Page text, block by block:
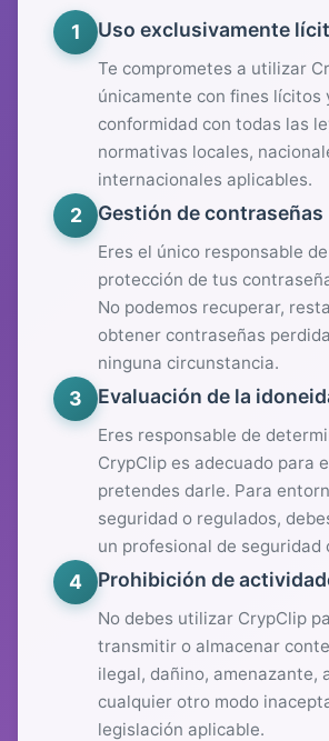
1 Uso exclusivamente
Te comprometes a utilizar
únicamente con fines lícitos
conformidad con todas las
normativas locales,
internacionales aplicables.
2 Gestión de contraseñas
Eres el único responsable
protección de tus
No podemos recuperar,
obtener contraseñas
ninguna circunstancia.
3 Evaluación de la
Eres responsable de
CrypClip es adecuado para
pretendes darle. Para
seguridad o regulados,
un profesional de seguridad
4 Prohibición de
No debes utilizar CrypClip
transmitir o almacenar
ilegal, dañino, amenazante,
cualquier otro modo
legislación aplicable.